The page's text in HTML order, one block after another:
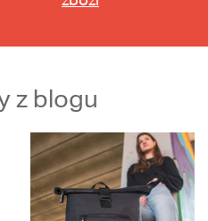
z blogu